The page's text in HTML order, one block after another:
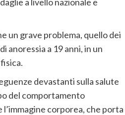
un grave problema, quello dei
anoressia a 19 anni, in un
devastanti sulla salute
del comportamento
corporea, che porta